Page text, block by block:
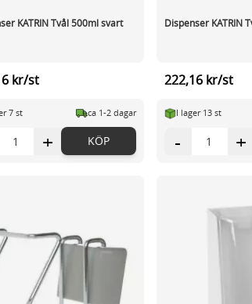
KATRIN Tvål 500ml svart
kr/st
7 st ca 1-2 dagar
+ KÖP
Dispenser KATRIN
222,16 kr/st
I lager 13 st
- +